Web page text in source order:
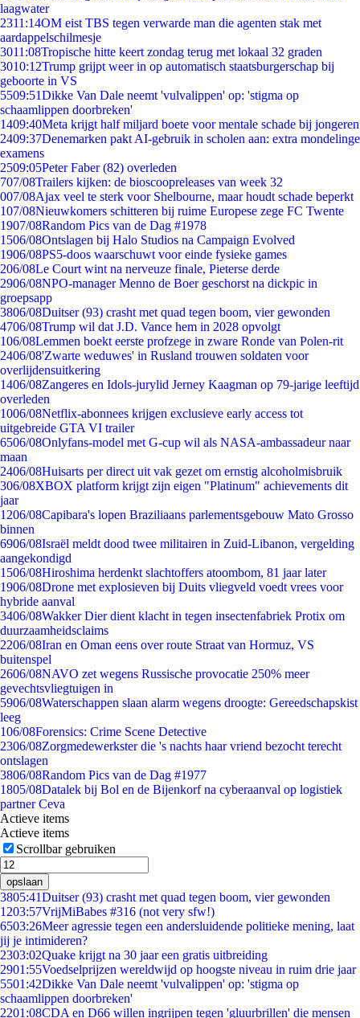
laagwater
2311:14OM eist TBS tegen verwarde man die agenten stak met
aardappelschilmesje
3011:08Tropische hitte keert zondag terug met lokaal 32 graden
3010:12Trump grijpt weer in op automatisch staatsburgerschap bij
geboorte in VS
5509:51Dikke Van Dale neemt 'vulvalippen' op: 'stigma op
schaamlippen doorbreken'
1409:40Meta krijgt half miljard boete voor mentale schade bij jongeren
2409:37Denemarken pakt AI-gebruik in scholen aan: extra mondelinge
examens
2509:05Peter Faber (82) overleden
707/08Trailers kijken: de bioscoopreleases van week 32
007/08Ajax veel te sterk voor Shelbourne, maar houdt schade beperkt
107/08Nieuwkomers schitteren bij ruime Europese zege FC Twente
1907/08Random Pics van de Dag #1978
1506/08Ontslagen bij Halo Studios na Campaign Evolved
1906/08PS5-doos waarschuwt voor einde fysieke games
206/08Le Court wint na nerveuze finale, Pieterse derde
2906/08NPO-manager Menno de Boer geschorst na dickpic in
groepsapp
3806/08Duitser (93) crasht met quad tegen boom, vier gewonden
4706/08Trump wil dat J.D. Vance hem in 2028 opvolgt
106/08Lemmen boekt eerste profzege in zware Ronde van Polen-rit
2406/08'Zwarte weduwes' in Rusland trouwen soldaten voor
overlijdensuitkering
1406/08Zangeres en Idols-jurylid Jerney Kaagman op 79-jarige leeftijd
overleden
1006/08Netflix-abonnees krijgen exclusieve early access tot
uitgebreide GTA VI trailer
6506/08Onlyfans-model met G-cup wil als NASA-ambassadeur naar
maan
2406/08Huisarts per direct uit vak gezet om ernstig alcoholmisbruik
306/08XBOX platform krijgt zijn eigen "Platinum" achievements dit
jaar
1206/08Capibara's lopen Braziliaans parlementsgebouw Mato Grosso
binnen
6906/08Israël meldt dood twee militairen in Zuid-Libanon, vergelding
aangekondigd
1506/08Hiroshima herdenkt slachtoffers atoombom, 81 jaar later
1906/08Drone met explosieven bij Duits vliegveld voedt vrees voor
hybride aanval
3406/08Wakker Dier dient klacht in tegen insectenfabriek Protix om
duurzaamheidsclaims
2206/08Iran en Oman eens over route Straat van Hormuz, VS
buitenspel
2606/08NAVO zet wegens Russische provocatie 250% meer
gevechtsvliegtuigen in
5906/08Waterschappen slaan alarm wegens droogte: Gereedschapskist
leeg
106/08Forensics: Crime Scene Detective
2306/08Zorgmedewerkster die 's nachts haar vriend bezocht terecht
ontslagen
3806/08Random Pics van de Dag #1977
1805/08Datalek bij Bol en de Bijenkorf na cyberaanval op logistiek
partner Ceva
Actieve items
Actieve items
Scrollbar gebruiken
opslaan
3805:41Duitser (93) crasht met quad tegen boom, vier gewonden
1203:57VrijMiBabes #316 (not very sfw!)
6503:26Meer agressie tegen een andersluidende politieke mening, laat
jij je intimideren?
2303:02Quake krijgt na 30 jaar een gratis uitbreiding
2901:55Voedselprijzen wereldwijd op hoogste niveau in ruim drie jaar
5501:42Dikke Van Dale neemt 'vulvalippen' op: 'stigma op
schaamlippen doorbreken'
2201:08CDA en D66 willen ingrijpen tegen 'gluurbrillen' die mensen